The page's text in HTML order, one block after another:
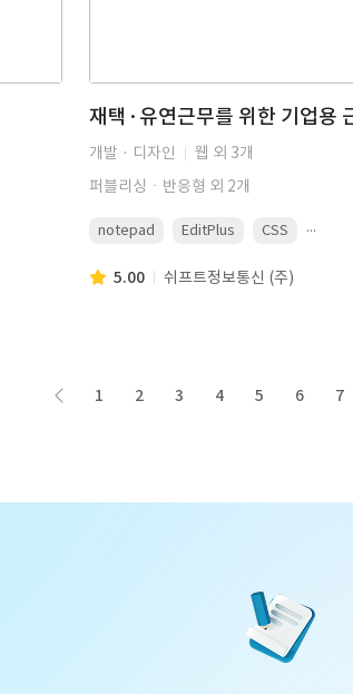
개발 · 디자인
웹 외 3개
퍼블리싱ㆍ반응형 외 2개
notepad EditPlus CSS ...
5.00 쉬프트정보통신 (주)
1 2 3 4 5 6 7